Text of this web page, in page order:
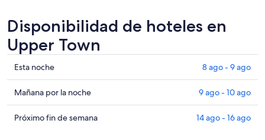
Disponibilidad de hoteles en
Upper Town
Ver
precios
de
propiedades
en
Esta noche 8 ago - 9 ago
Ver
precios
de
Mañana por la noche 9 ago - 10 ago
Ver
Próximo fin de semana 14 ago - 16 ago